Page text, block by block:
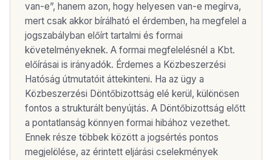
van-e”, hanem azon, hogy helyesen van-e megírva,
mert csak akkor bírálható el érdemben, ha megfelel a
jogszabályban előírt tartalmi és formai
követelményeknek. A formai megfelelésnél a Kbt.
előírásai is irányadók. Érdemes a Közbeszerzési
Hatóság útmutatóit áttekinteni. Ha az ügy a
Közbeszerzési Döntőbizottság elé kerül, különösen
fontos a strukturált benyújtás. A Döntőbizottság előtt
a pontatlanság könnyen formai hibához vezethet.
Ennek része többek között a jogsértés pontos
megjelölése, az érintett eljárási cselekmények